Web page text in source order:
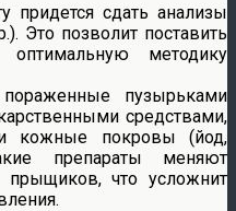
придется сдать анализы
Это позволит поставить
методику
пузырьками
средствами,
кожные покровы (йод,
препараты меняют
что усложнит